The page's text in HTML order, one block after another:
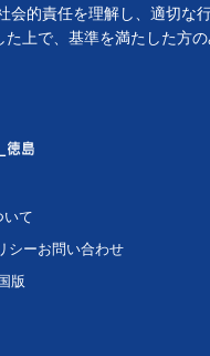
会的責任を理解し、適切な
上で、基準を満たした方
いて
シーお問い合わせ
版